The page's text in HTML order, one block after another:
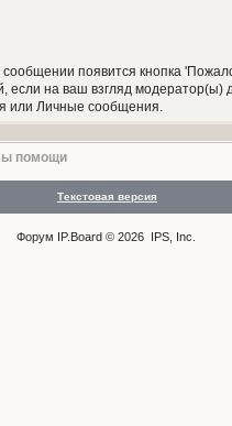
появится кнопка
если на ваш взгляд
или Личные сообщения.
помощи
Текстовая версия
Форум IP.Board © 2026 IPS, Inc